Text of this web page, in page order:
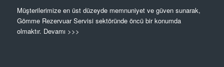
Müşterilerimize en üst düzeyde memnuniyet ve güven sunarak,
Gömme Rezervuar Servisi sektöründe öncü bir konumda
olmaktır. Devamı >>>